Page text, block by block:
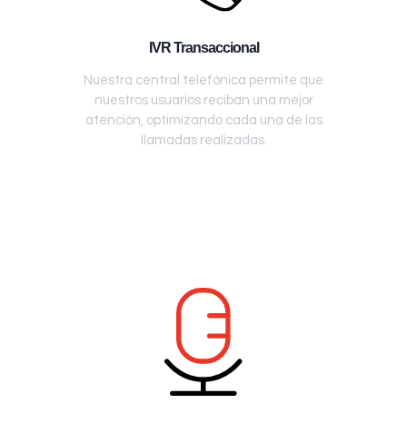
IVR Transaccional
Nuestra central telefónica permite que
nuestros usuarios reciban una mejor
atención, optimizando cada una de las
llamadas realizadas.